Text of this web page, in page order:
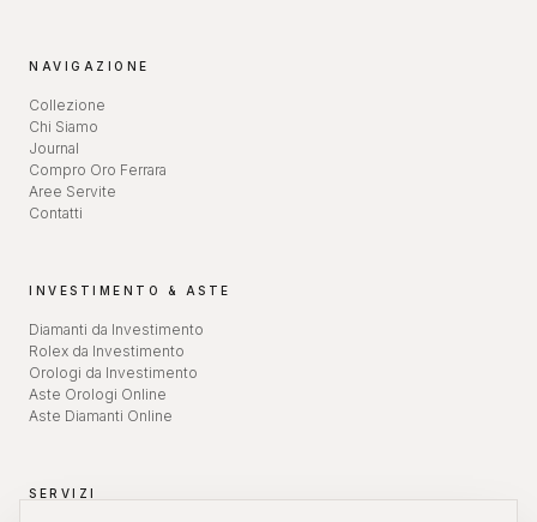
NAVIGAZIONE
Collezione
Chi Siamo
Journal
Compro Oro Ferrara
Aree Servite
Contatti
INVESTIMENTO & ASTE
Diamanti da Investimento
Rolex da Investimento
Orologi da Investimento
Aste Orologi Online
Aste Diamanti Online
SERVIZI